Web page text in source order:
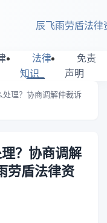
辰飞雨劳盾法律
法律
知识
免责
声明
处理？协商调解仲裁诉
？协商调解
劳盾法律资